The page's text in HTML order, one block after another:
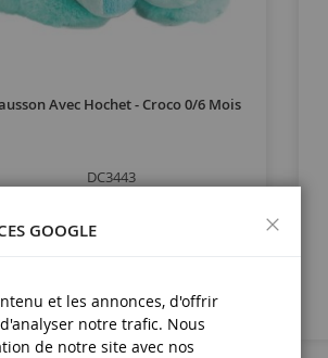
Avec Hochet - Croco 0/6 Mois
DC3443
19,90 €
GOOGLE
et les annonces, d'offrir
notre trafic. Nous
de notre site avec nos